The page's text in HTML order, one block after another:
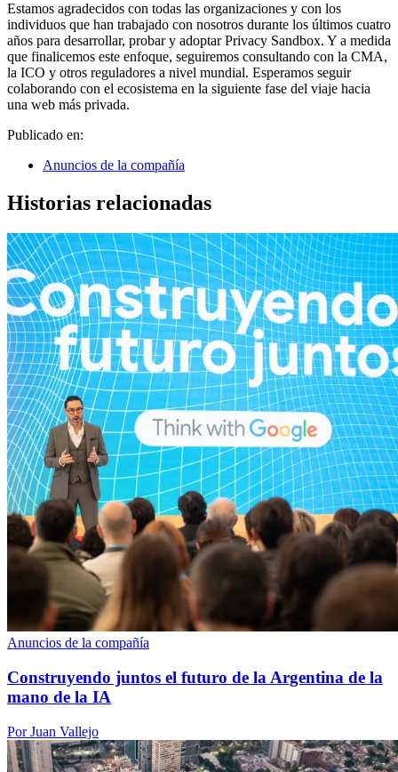
Estamos agradecidos con todas las organizaciones y con los
individuos que han trabajado con nosotros durante los últimos cuatro
años para desarrollar, probar y adoptar Privacy Sandbox. Y a medida
que finalicemos este enfoque, seguiremos consultando con la CMA,
la ICO y otros reguladores a nivel mundial. Esperamos seguir
colaborando con el ecosistema en la siguiente fase del viaje hacia
una web más privada.
Publicado en:
Anuncios de la compañía
Historias relacionadas
Anuncios de la compañía
Construyendo juntos el futuro de la Argentina de la
mano de la IA
Por Juan Vallejo